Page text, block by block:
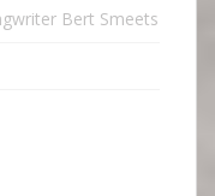
Bert Smeets